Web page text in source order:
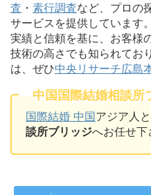
査 ・ 素行調査など、プロの
サービスを提供しています
実績と信頼を基に、お客様
技術の高さでも知られてお
は、ぜひ中央リサーチ広島
中国国際結婚相談所
国際結婚 中国アジア人
談所ブリッジへお任せ下